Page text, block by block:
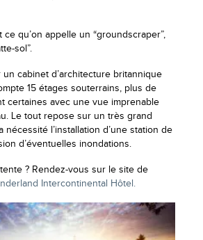
ce qu’on appelle un “groundscraper”,
sol”.
un cabinet d’architecture britannique
15 étages souterrains, plus de
certaines avec une vue imprenable
Le tout repose sur un très grand
nécessité l’installation d’une station de
d’éventuelles inondations.
? Rendez-vous sur le site de
Intercontinental Hôtel.